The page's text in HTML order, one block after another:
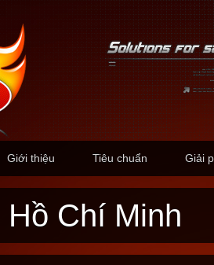
Giới thiệu Tiêu chuẩn Giải
Hồ Chí Minh